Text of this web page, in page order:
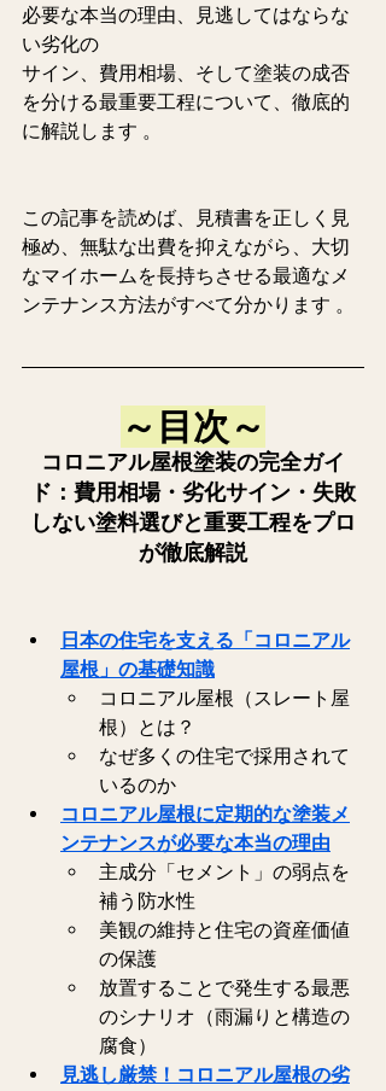
必要な本当の理由、見逃してはならな
い劣化の
サイン、費用相場、そして塗装の成否
を分ける最重要工程について、徹底的
に解説します 。
この記事を読めば、見積書を正しく見
極め、無駄な出費を抑えながら、大切
なマイホームを長持ちさせる最適なメ
ンテナンス方法がすべて分かります 。
～目次～
コロニアル屋根塗装の完全ガイ
ド：費用相場・劣化サイン・失敗
しない塗料選びと重要工程をプロ
が徹底解説
日本の住宅を支える「コロニアル
屋根」の基礎知識
コロニアル屋根（スレート屋
根）とは？
なぜ多くの住宅で採用されて
いるのか
コロニアル屋根に定期的な塗装メ
ンテナンスが必要な本当の理由
主成分「セメント」の弱点を
補う防水性
美観の維持と住宅の資産価値
の保護
放置することで発生する最悪
のシナリオ（雨漏りと構造の
腐食）
見逃し厳禁！コロニアル屋根の劣